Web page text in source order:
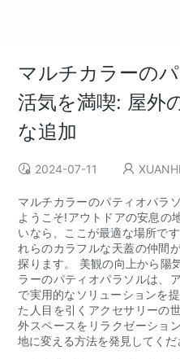
マルチカラーの
活気を満喫: 屋外
な追加
2024-07-11
マルチカラーのパティオパラ
ようこそ!アウトドアの安息の
いなら、ここが最適な場所で
れらのカラフルな天蓋の仲間
探ります。 美観の向上から陽
ラーのパティオパラソルは、
で実用的なソリューションを
た人目を引くアクセサリーの
外スペースをリラクゼーショ
地に変える方法を発見してくだ